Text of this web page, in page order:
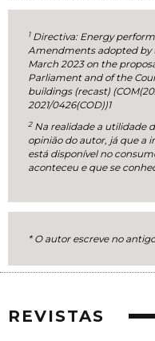
1Directiva: Energy
Amendments adopted by
March 2023 on the
Parliament and of the
buildings (recast)
2021/0426(COD))1
2Na realidade a utilidade
opinião do autor, já que a
está disponível no
aconteceu e que se
* O autor escreve no
REVISTAS